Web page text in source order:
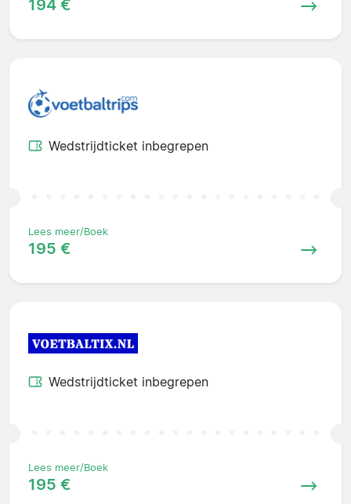
194 €
Wedstrijdticket inbegrepen
Lees meer/Boek
195 €
Wedstrijdticket inbegrepen
Lees meer/Boek
195 €